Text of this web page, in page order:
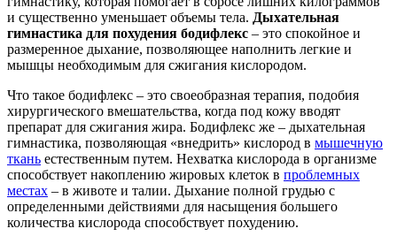
и существенно уменьшает объемы тела. Дыхательная
гимнастика для похудения бодифлекс – это спокойное и
размеренное дыхание, позволяющее наполнить легкие и
мышцы необходимым для сжигания кислородом.
Что такое бодифлекс – это своеобразная терапия, подобия
хирургического вмешательства, когда под кожу вводят
препарат для сжигания жира. Бодифлекс же – дыхательная
гимнастика, позволяющая «внедрить» кислород в мышечную
ткань естественным путем. Нехватка кислорода в организме
способствует накоплению жировых клеток в проблемных
местах – в животе и талии. Дыхание полной грудью с
определенными действиями для насыщения большего
количества кислорода способствует похудению.